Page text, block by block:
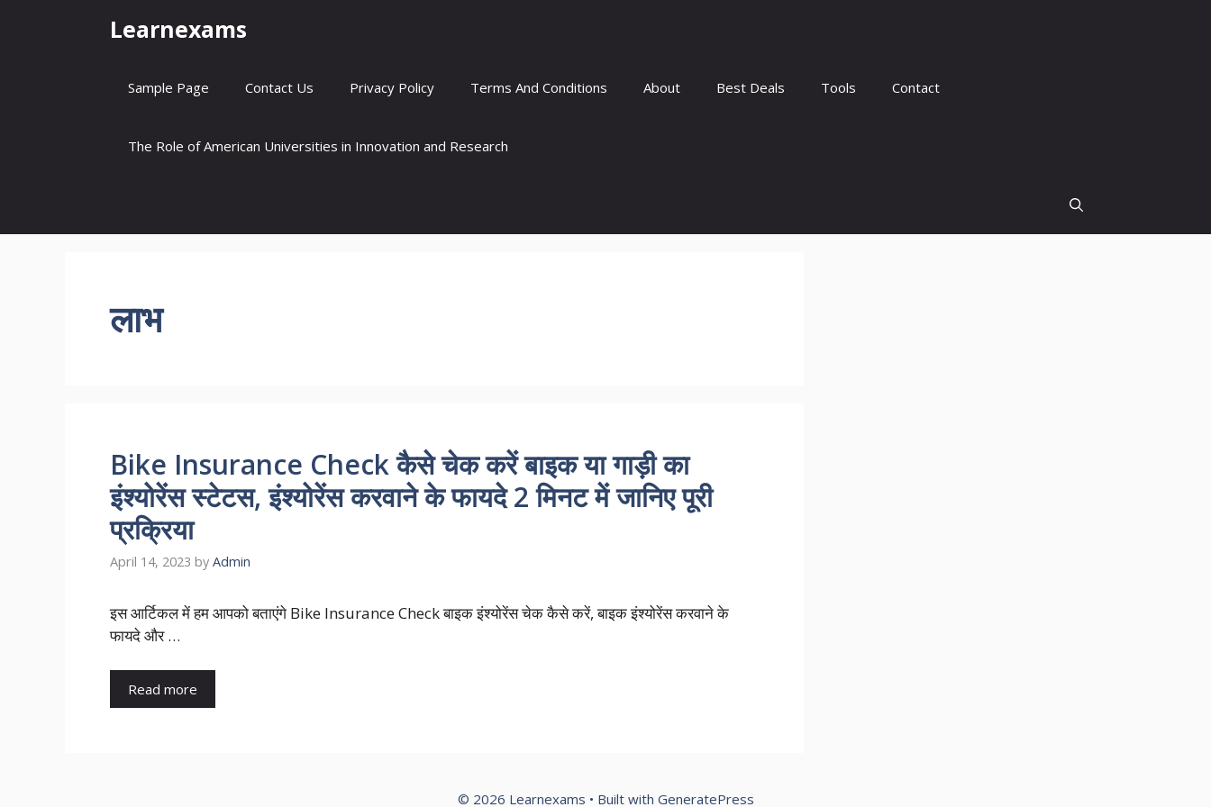
Learnexams
Sample Page Contact Us Privacy Policy Terms And Conditions About Best Deals Tools Contact
The Role of American Universities in Innovation and Research
लाभ
Bike Insurance Check कैसे चेक करें बाइक या गाड़ी का
इंश्योरेंस स्टेटस, इंश्योरेंस करवाने के फायदे 2 मिनट में जानिए पूरी
प्रक्रिया
April 14, 2023 by Admin
इस आर्टिकल में हम आपको बताएंगे Bike Insurance Check बाइक इंश्योरेंस चेक कैसे करें, बाइक इंश्योरेंस करवाने के
फायदे और …
Read more
© 2026 Learnexams • Built with GeneratePress